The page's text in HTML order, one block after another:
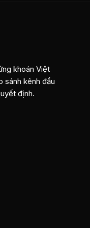
khoán Việt
kênh đầu
định.